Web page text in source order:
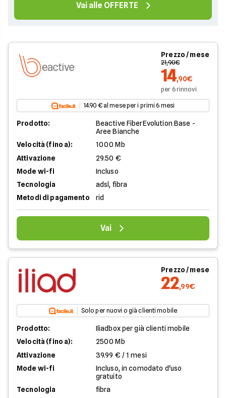
Vai alle OFFERTE
Prezzo / mese
21,90€
14,90€
per 6 rinnovi
14.90 € al mese per i primi 6 mesi
Prodotto:
Beactive FiberEvolution Base -
Aree Bianche
Velocità (fino a):
1000 Mb
Attivazione
29.50 €
Mode wi-fi
Incluso
Tecnologia
adsl, fibra
Metodi di pagamento
rid
Vai
Prezzo / mese
22,99€
Solo per nuovi o già clienti mobile
Prodotto:
Iliadbox per già clienti mobile
Velocità (fino a):
2500 Mb
Attivazione
39.99 € / 1 mesi
Mode wi-fi
Incluso, in comodato d'uso
gratuito
Tecnologia
fibra